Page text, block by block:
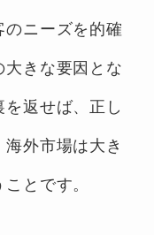
のニーズを的確
大きな要因とな
返せば、正し
外市場は大き
とです。